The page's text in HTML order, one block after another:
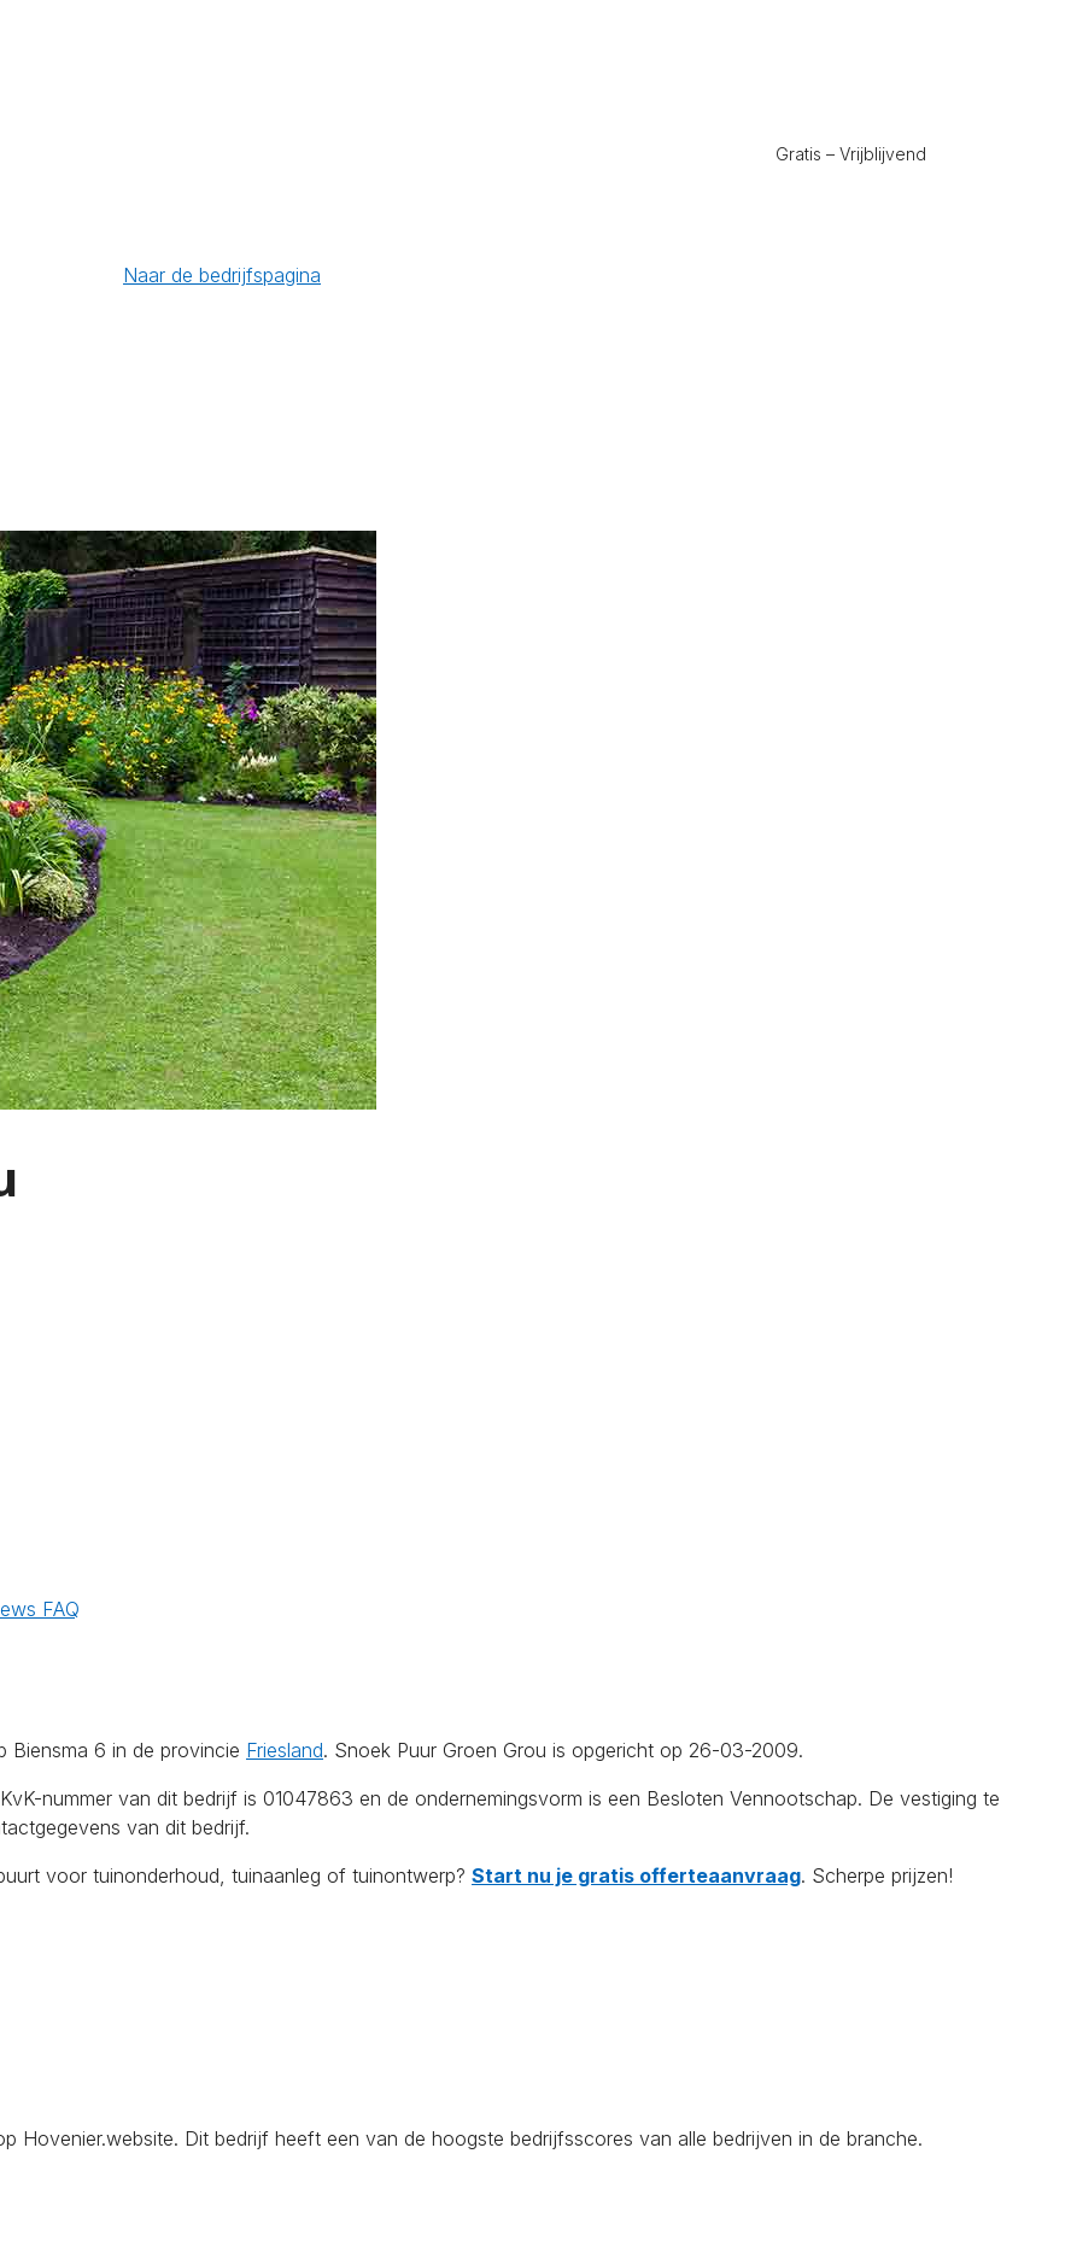
Gratis – Vrijblijvend
Naar de bedrijfspagina
FAQ
Biensma 6 in de provincie Friesland. Snoek Puur Groen Grou is opgericht op 26-03-2009.
nummer van dit bedrijf is 01047863 en de ondernemingsvorm is een Besloten Vennootschap. De vestiging te
van dit bedrijf.
voor tuinonderhoud, tuinaanleg of tuinontwerp? Start nu je gratis offerteaanvraag. Scherpe prijzen!
Hovenier.website. Dit bedrijf heeft een van de hoogste bedrijfsscores van alle bedrijven in de branche.